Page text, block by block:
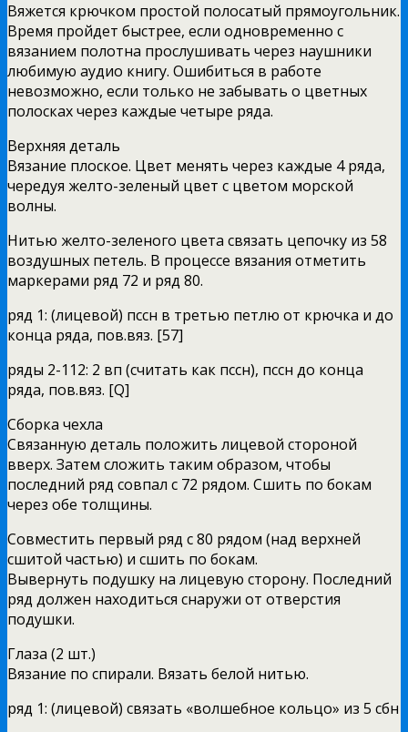
Вяжется крючком простой полосатый прямоугольник.
Время пройдет быстрее, если одновременно с
вязанием полотна прослушивать через наушники
любимую аудио книгу. Ошибиться в работе
невозможно, если только не забывать о цветных
полосках через каждые четыре ряда.
Верхняя деталь
Вязание плоское. Цвет менять через каждые 4 ряда,
чередуя желто-зеленый цвет с цветом морской
волны.
Нитью желто-зеленого цвета связать цепочку из 58
воздушных петель. В процессе вязания отметить
маркерами ряд 72 и ряд 80.
ряд 1: (лицевой) пссн в третью петлю от крючка и до
конца ряда, пов.вяз. [57]
ряды 2-112: 2 вп (считать как пссн), пссн до конца
ряда, пов.вяз. [Q]
Сборка чехла
Связанную деталь положить лицевой стороной
вверх. Затем сложить таким образом, чтобы
последний ряд совпал с 72 рядом. Сшить по бокам
через обе толщины.
Совместить первый ряд с 80 рядом (над верхней
сшитой частью) и сшить по бокам.
Вывернуть подушку на лицевую сторону. Последний
ряд должен находиться снаружи от отверстия
подушки.
Глаза (2 шт.)
Вязание по спирали. Вязать белой нитью.
ряд 1: (лицевой) связать «волшебное кольцо» из 5 сбн